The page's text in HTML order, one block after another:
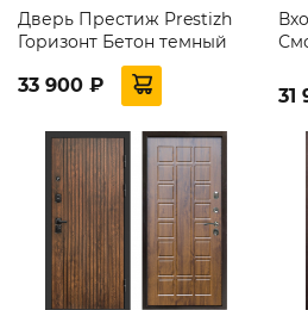
Дверь Престиж Prestizh
Горизонт Бетон темный
33 900 ₽ 31